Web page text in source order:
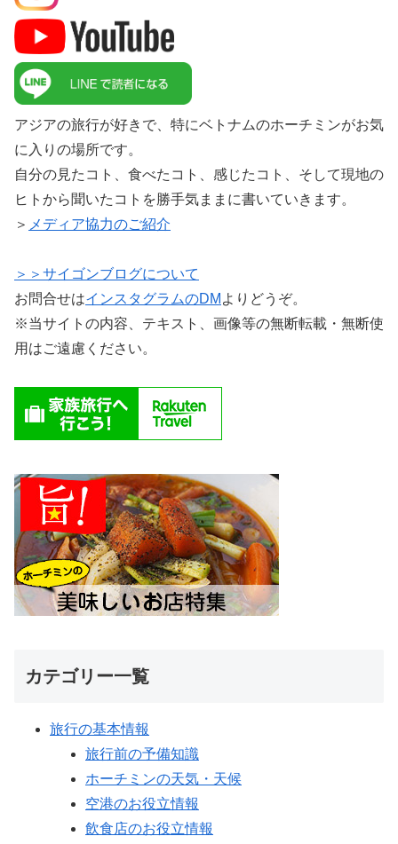
アジアの旅行が好きで、特にベトナムのホーチミンがお気
に入りの場所です。
自分の見たコト、食べたコト、感じたコト、そして現地の
ヒトから聞いたコトを勝手気ままに書いていきます。
＞ メディア協力のご紹介
＞＞サイゴンブログについて
お問合せはインスタグラムのDM よりどうぞ。
※当サイトの内容、テキスト、画像等の無断転載・無断使
用はご遠慮ください。
カテゴリー一覧
旅行の基本情報
旅行前の予備知識
ホーチミンの天気・天候
空港のお役立情報
飲食店のお役立情報